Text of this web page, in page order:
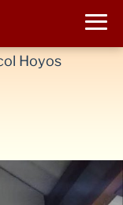
Hoyos